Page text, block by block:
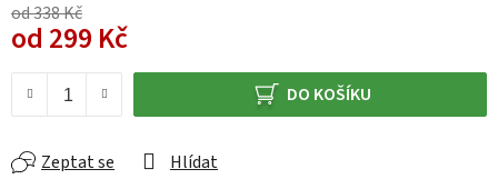
od 338 Kč
od 299 Kč
DO KOŠÍKU
Zeptat se Hlídat